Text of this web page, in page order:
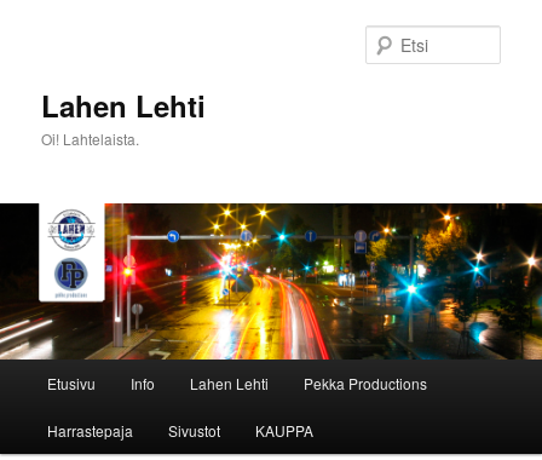
Lahen Lehti
Oi! Lahtelaista.
Etusivu Info Lahen Lehti Pekka Productions
Harrastepaja Sivustot KAUPPA